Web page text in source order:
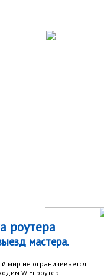
роутера
мастера.
мир не ограничивается
WiFi роутер.